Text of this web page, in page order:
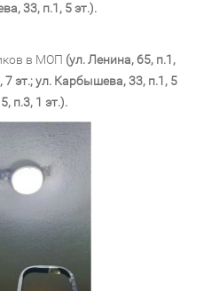
33, п.1, 5 эт.).
в МОП (ул. Ленина, 65, п.1,
эт.; ул. Карбышева, 33, п.1, 5
п.3, 1 эт.).